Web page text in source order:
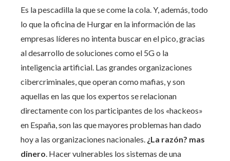
Es la pescadilla la que se come la cola. Y, además, todo
lo que la oficina de Hurgar en la información de las
empresas líderes no intenta buscar en el pico, gracias
al desarrollo de soluciones como el 5G o la
inteligencia artificial. Las grandes organizaciones
cibercriminales, que operan como mafias, y son
aquellas en las que los expertos se relacionan
directamente con los participantes de los «hackeos»
en España, son las que mayores problemas han dado
hoy a las organizaciones nacionales. ¿La razón? mas
dinero . Hacer vulnerables los sistemas de una